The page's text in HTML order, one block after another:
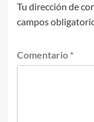
Tu dirección de
campos
Comentario *